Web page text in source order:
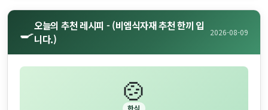
🍳오늘의 추천 레시피 - (비엠식자재 추천 한끼 입
니다.)
2026-08-09
🍲